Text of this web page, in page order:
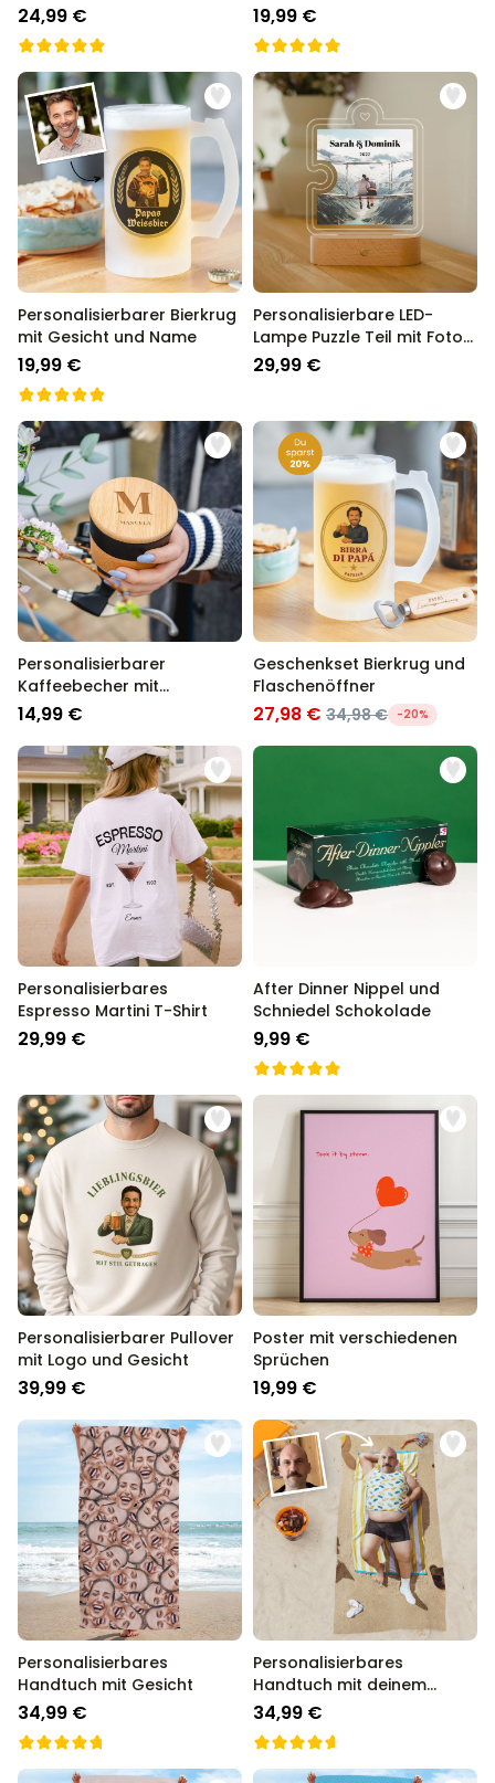
24,99 € 19,99 €
Personalisierbarer Bierkrug
mit Gesicht und Name
19,99 €
Personalisierbare LED-
Lampe Puzzle Teil mit Foto
und Text
29,99 €
Personalisierbarer
Kaffeebecher mit
Monogramm
14,99 €
Geschenkset Bierkrug und
Flaschenöffner
27,98 € 34,98 € -20%
Personalisierbares
Espresso Martini T-Shirt
29,99 €
After Dinner Nippel und
Schniedel Schokolade
9,99 €
Personalisierbarer Pullover
mit Logo und Gesicht
39,99 €
Poster mit verschiedenen
Sprüchen
19,99 €
Personalisierbares
Handtuch mit Gesicht
34,99 €
Personalisierbares
Handtuch mit deinem
Traumkörper
34,99 €